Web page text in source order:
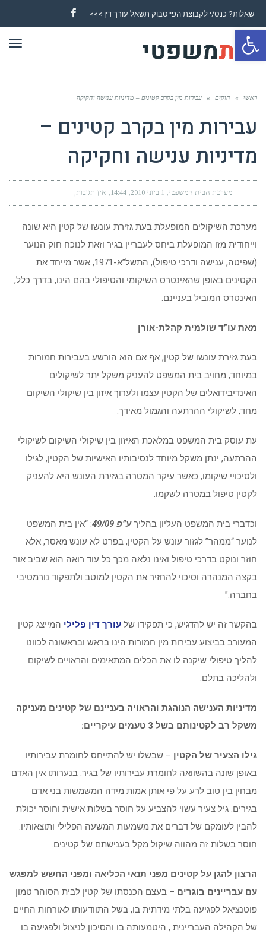
פתח סרגל נגישות
שאלות? כנס/י לקבוצת הפייסבוק תשאל עורך דין >>>
Facebook
ראשי » חוקים » עבירות מין בקרב קטינים – מדיניות ענישה וחקיקה
עבירות מין בקרב קטינים –
מדיניות ענישה וחקיקה
מערכת הבית המשפטי 1 ביוני 2010 14:44 אין תגובות
מערכת השיקולים המופעלת בעת גזירת עונשו של קטין היא שונה
וייחודית מזו המופעלת ביחס לעבריין בגיר וזאת לנוכח חוק הנוער
(שפיטה, ענישה ודרכי טיפול), התשל”א-1971, אשר מייחד את
הקטינים באופן שהאינטרס השיקומי והטיפולי בהם הינו, בדרך כלל,
האינטרס המוביל בעניינם.
מאת עו”ד שולמית קהלת-אורן
בעת גזירת עונשו של קטין, אף אם הוא הורשע בעבירות חמורות
במיוחד, מחויב בית המשפט להעניק משקל יתר לשיקולים
האינדיבידואלים של הקטין עצמו ולערוך איזון בין שיקולי השיקום
מחד, לשיקולי ההרתעה והגמול מאידך.
עת עוסק בית המשפט במלאכת האיזון בין שיקולי השיקום לשיקולי
ההרתעה, ינתן משקל מיוחד לנסיבותיו האישיות של הקטין, לגילו
ולסיכויי שיקומו, כאשר עיקר המטרה בגזירת העונש היא להעניק
לקטין טיפול במטרה לשקמו.
וכדברי בית המשפט העליון בהליךע”פ 49/09
: “אין בית המשפט
לנוער “ממהר” לגזור עונש על הקטין, בפרט לא עונש מאסר, אלא
חוזר ונוקט בדרכי טיפול ואינו נלאה מכך כל עוד רואה הוא שביב אור
בקצה המנהרה וסיכוי להחזיר את הקטין למוטב ולתפקוד נורמטיבי
בחברה.”
בהקשר זה יש להדגיש, כי תפקידו של עורך דין פלילי המייצג קטין
המעורב בביצוע עבירות מין חמורות הינו בראש ובראשונה לכוונו
להליך טיפולי שיקנה לו את הכלים המתאימים והראויים לשיקום
ולהליכה בתלם.
מדיניות הענישה הנוהגת והראויה בעניינם של קטינים מעניקה
משקל רב לקטינותם בשל 3 טעמים עיקריים:
גילו הצעיר של הקטין – שבשלו יש להתייחס לחומרת עבירותיו
באופן שונה בהשוואה לחומרת עבירותיו של בגיר. בנערותו אין האדם
מבחין בין טוב לרע על פי אותן אמות מידה המשמשות בני אדם
בגירים. גיל צעיר עשוי להצביע על חוסר בשלות אישית וחוסר יכולת
להבין לעומקם של דברים את משמעות המשעה הפלילי ותוצאותיו.
חוסר בשלות זה מהווה שיקול מקל בענישתם של קטינים.
הרצון להגן על קטינים מפני תנאי הכליאה ומפני החשש למפגש
עם עבריינים בוגרים – בעצם הכנסתו של קטין לבית הסוהר טמון
פוטנציאל לפגיעה בלתי מידתית בו, בשל התוודעותו לאורחות החיים
של הקהילה העבריינית , היטמעותה בו והסיכון לניצול ולפגיעה בו.